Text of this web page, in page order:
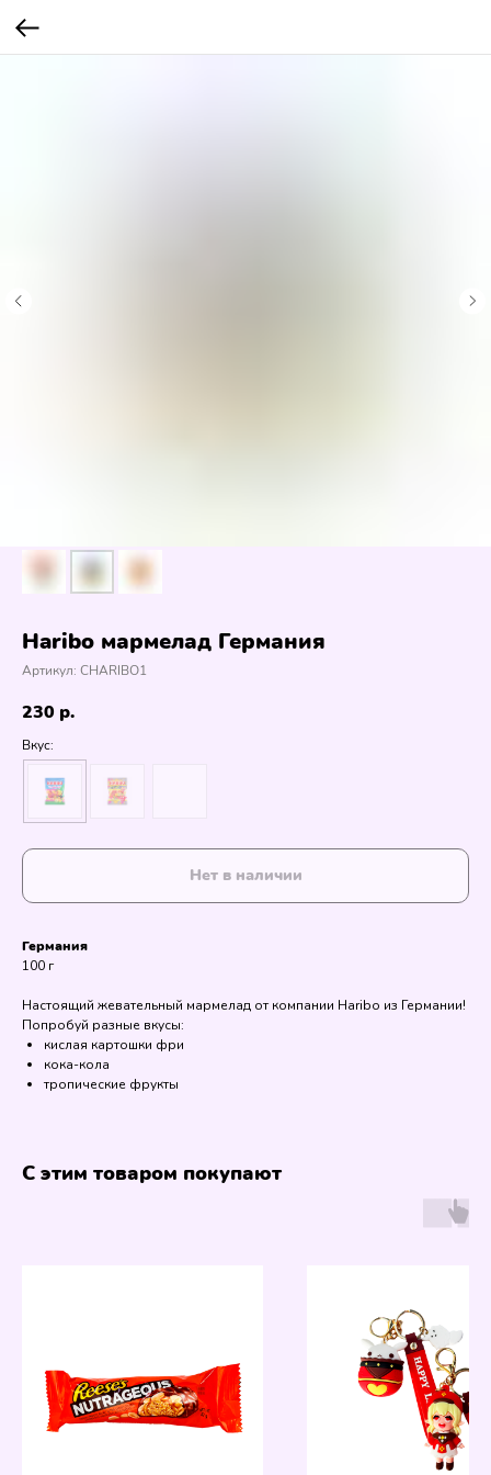
Haribo мармелад Германия
Артикул: CHARIBO1
230 р.
Вкус:
Нет в наличии
Германия
100 г
Настоящий жевательный мармелад от компании Haribo из Германии!
Попробуй разные вкусы:
кислая картошки фри
кока-кола
тропические фрукты
С этим товаром покупают